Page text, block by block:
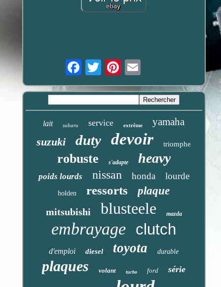
Email
lait subaru service extrême yamaha
suzuki duty devoir triomphe
robuste s'adapte heavy
poids lourds nissan honda lourde
holden ressorts plaque
mitsubishi blusteele mazda
embrayage clutch
d'emploi diesel toyota durable
plaques volant turbo ford série